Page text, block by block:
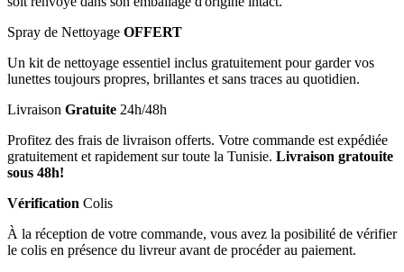
Spray de Nettoyage OFFERT
Un kit de nettoyage essentiel inclus gratuitement pour garder vos
lunettes toujours propres, brillantes et sans traces au quotidien.
Livraison Gratuite 24h/48h
Profitez des frais de livraison offerts. Votre commande est expédiée
gratuitement et rapidement sur toute la Tunisie. Livraison gratouite
sous 48h!
Vérification Colis
À la réception de votre commande, vous avez la posibilité de vérifier
le colis en présence du livreur avant de procéder au paiement.